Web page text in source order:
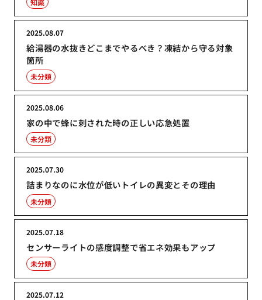
給湯器の水抜きどこまでやるべき？凍結から守る対象
箇所
2025.08.07
未分類
家の中で蜂に刺された時の正しい応急処置
2025.08.06
未分類
詰まりなのに水位が低いトイレの異変とその理由
2025.07.30
未分類
センサーライトの感度調整で省エネ効果もアップ
2025.07.18
未分類
2025.07.12